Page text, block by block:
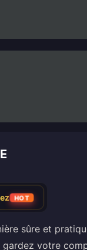
HOT
sûre et
votre